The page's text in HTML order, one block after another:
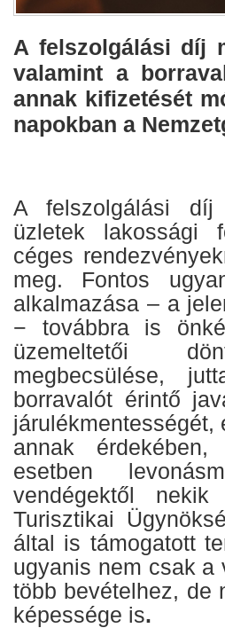
A felszolgálási díj
valamint a
annak kifizetését
napokban a
A felszolgálási díj
üzletek lakossági
céges
meg. Fontos
alkalmazása – a
− továbbra is
üzemeltetői
megbecsülése,
borravalót érintő
annak
esetben
vendégektől
Turisztikai
által is támogatott
ugyanis nem csak a
több bevételhez, de
képessége is.